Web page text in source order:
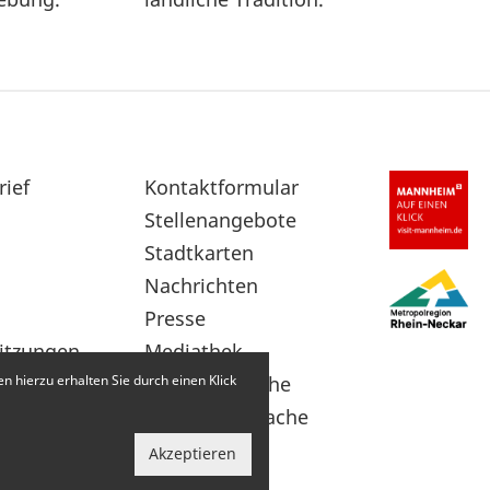
Sekundärnavigation
im
Fußbereich
Kontaktformular
Stellenangebote
Stadtkarten
Nachrichten
Presse
Mediathek
Leichte Sprache
Gebärdensprache
hierzu erhalten Sie durch einen Klick
Akzeptieren